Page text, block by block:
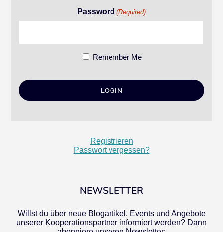
Password (Required)
Remember Me
Registrieren
Passwort vergessen?
NEWSLETTER
Willst du über neue Blogartikel, Events und Angebote
unserer Kooperationspartner informiert werden? Dann